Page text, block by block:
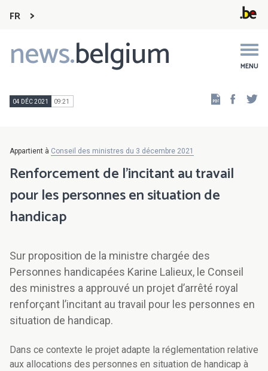
FR
news.belgium MENU
Main
navigation
04 DÉC 2021 09:21
Appartient à Conseil des ministres du 3 décembre 2021
Renforcement de l’incitant au travail
pour les personnes en situation de
handicap
Sur proposition de la ministre chargée des
Personnes handicapées Karine Lalieux, le Conseil
des ministres a approuvé un projet d’arrêté royal
renforçant l’incitant au travail pour les personnes en
situation de handicap.
Dans ce contexte le projet adapte la réglementation relative
aux allocations des personnes en situation de handicap à